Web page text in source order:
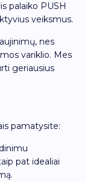
palaiko PUSH
veiksmus.
nes
variklio. Mes
geriausius
pamatysite:
pat idealiai